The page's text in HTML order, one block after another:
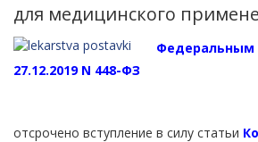
для медицинского
Федеральным
27.12.2019 N 448-ФЗ
отсрочено вступление в силу статьи